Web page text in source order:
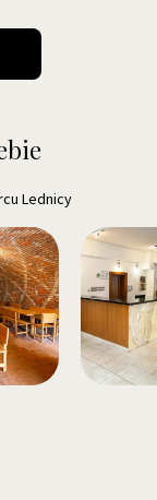
Lednicy